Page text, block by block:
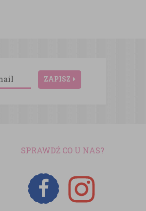
ZAPISZ
SPRAWDŹ CO U NAS?